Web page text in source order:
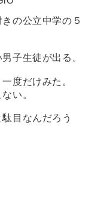
の公立中学の５
子生徒が出る。
度だけみた。
い。
目なんだろう